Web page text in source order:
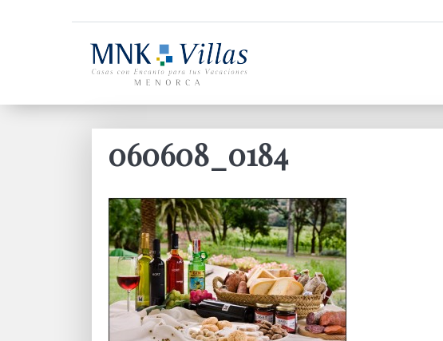
060608_0184